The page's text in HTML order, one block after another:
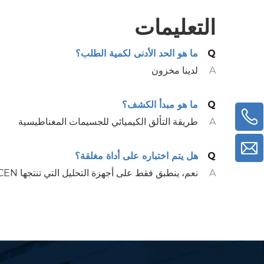
التعليمات
Q
ما هو الحد الأدنى لكمية الطلب؟
A
لدينا مخزون
Q
ما هو مبدأ الكشف؟
A
طريقة التألق الكيميائي للجسيمات المغناطيسية
Q
هل يتم اختباره على أداة مغلقة؟
A
نعم، ينطبق فقط على أجهزة التحليل التي تنتجها